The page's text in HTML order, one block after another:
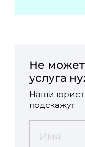
Не
услуга
Наши
подскажут